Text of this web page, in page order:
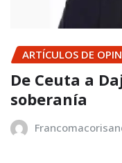
ARTÍCULOS DE
De Ceuta a
soberanía